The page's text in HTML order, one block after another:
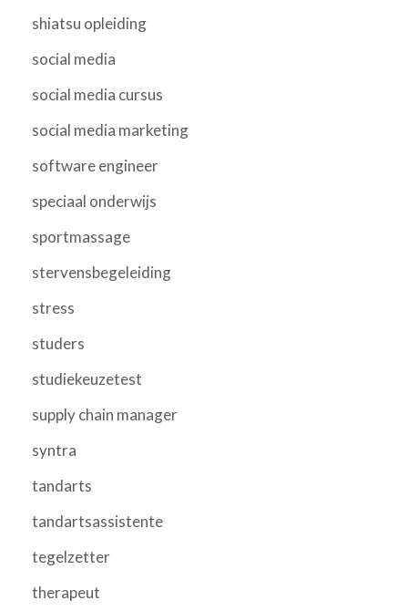
shiatsu opleiding
social media
social media cursus
social media marketing
software engineer
speciaal onderwijs
sportmassage
stervensbegeleiding
stress
studers
studiekeuzetest
supply chain manager
syntra
tandarts
tandartsassistente
tegelzetter
therapeut